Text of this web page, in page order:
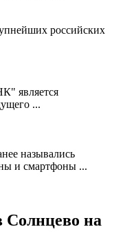
российских
является
...
назывались
и смартфоны ...
Солнцево на